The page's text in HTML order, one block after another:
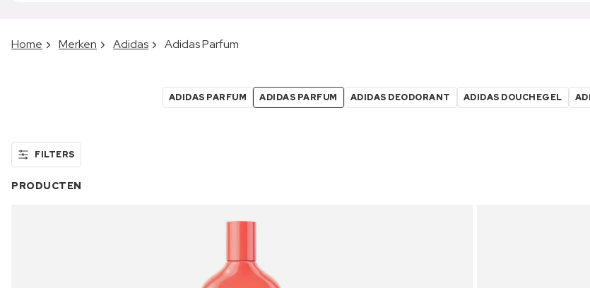
Home Merken Adidas Adidas Parfum
ADIDAS PARFUM ADIDAS PARFUM ADIDAS DEODORANT ADIDAS DOUCHEGEL
FILTERS
PRODUCTEN